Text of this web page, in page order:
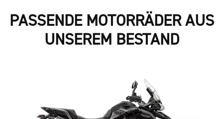
PASSENDE MOTORRÄDER AUS
UNSEREM BESTAND